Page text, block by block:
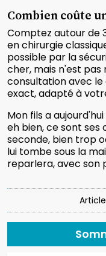
Combien coûte
Comptez autour de
en chirurgie
possible par la
cher, mais n'est pas
consultation avec
exact, adapté à
Mon fils a
eh bien, ce sont ses
seconde, bien trop
lui tombe sous la
reparlera, avec son